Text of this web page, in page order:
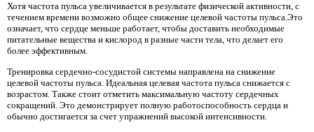
Хотя частота пульса увеличивается в результате физической активности, с
течением времени возможно общее снижение целевой частоты пульса.Это
означает, что сердце меньше работает, чтобы доставить необходимые
питательные вещества и кислород в разные части тела, что делает его
более эффективным.
Тренировка сердечно-сосудистой системы направлена ​​на снижение
целевой частоты пульса. Идеальная целевая частота пульса снижается с
возрастом. Также стоит отметить максимальную частоту сердечных
сокращений. Это демонстрирует полную работоспособность сердца и
обычно достигается за счет упражнений высокой интенсивности.